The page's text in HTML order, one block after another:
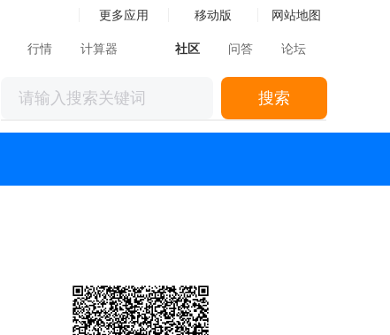
更多应用 移动版 网站地图
行情 计算器 社区 问答 论坛
搜索